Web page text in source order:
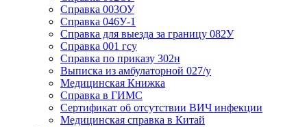
Справка 003ОУ
Справка 046У-1
Справка для выезда за границу 082У
Справка 001 гсу
Справка по приказу 302н
Выписка из амбулаторной 027/у
Медицинская Книжка
Справка в ГИМС
Сертификат об отсутствии ВИЧ инфекции
Медицинская справка в Китай